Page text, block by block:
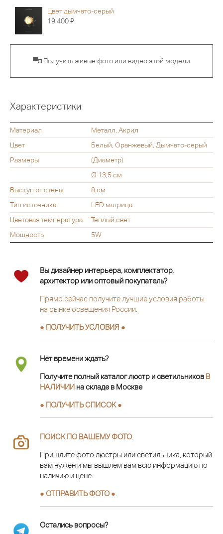
Цвет дымчато-серый
19 400Я
▀◘ Получить живые фото или видео этой модели
Характеристики
Материал
Металл, Акрил
Цвет
Белый, Оранжевый, Дымчато-серый
Размеры
(Диаметр)
Ø 13,5 см
Выступ от стены
8 см
Тип источника
LED матрица
Цветовая температура
Теплый свет
Мощность
5W
Вы дизайнер интерьера, комплектатор,
архитектор или оптовый покупатель?
Прямо сейчас получите лучшие условия работы
на рынке освещения России.
● ПОЛУЧИТЬ УСЛОВИЯ ●
Нет времени ждать?
Получите полный каталог люстр и светильников В
НАЛИЧИИ на складе в Москве
● ПОЛУЧИТЬ СПИСОК ●
ПОИСК ПО ВАШЕМУ ФОТО
Пришлите фото люстры или светильника, который
вам нужен и мы вышлем вам всю информацию по
наличию и цене.
● ОТПРАВИТЬ ФОТО ●
Остались вопросы?